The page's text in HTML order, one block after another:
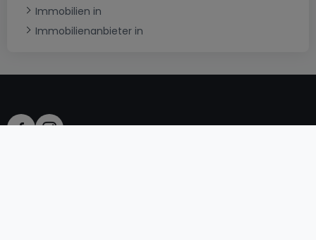
Immobilien in
Immobilienanbieter in